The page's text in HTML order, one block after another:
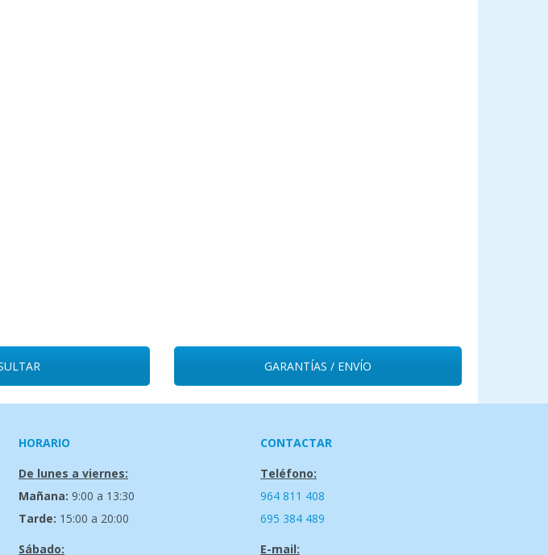
GARANTÍAS / ENVÍO
HORARIO
De lunes a viernes:
Mañana: 9:00 a 13:30
Tarde: 15:00 a 20:00
Sábado:
CONTACTAR
Teléfono:
964 811 408
695 384 489
E-mail: